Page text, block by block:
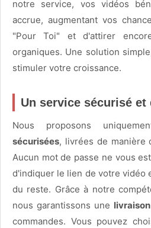
notre service, vos vidéos
accrue, augmentant vos
"Pour Toi" et d'attirer
organiques. Une solution
stimuler votre croissance.
Un service sécurisé et
Nous proposons
sécurisées, livrées de manière
Aucun mot de passe ne vous
d'indiquer le lien de votre vidéo
du reste. Grâce à notre
nous garantissons une
commandes. Vous pouvez